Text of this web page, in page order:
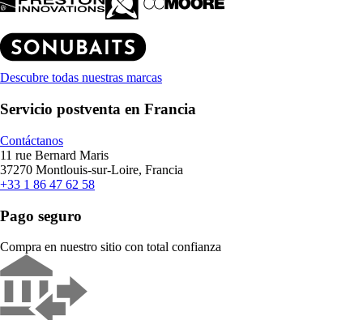
Descubre todas nuestras marcas
Servicio postventa en Francia
Contáctanos
11 rue Bernard Maris
37270 Montlouis-sur-Loire, Francia
+33 1 86 47 62 58
Pago seguro
Compra en nuestro sitio con total confianza